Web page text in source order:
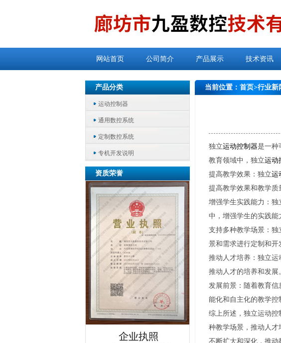
网站首页 公司简介 产品展示 技术资讯
产品分类
运动控制器
通用数控系统
定制数控系统
专机开发说明
资质荣誉
当前位置： 首页>行业新
独立运动控制器是一种
教育领域中，独立运动
提高教学效果：独立运
提高教学效果和教学质
增强学生实践能力：独
中，增强学生的实践能
支持多种教学场景：独
景和需求进行定制和开
推动人才培养：独立运
推动人才的培养和发展
发展前景：随着教育
能化和自主化的教学控
综上所述，独立运动
种教学场景，推动人
不断扩大和深化，推动